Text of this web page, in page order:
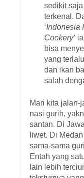
sedikit
terkenal.
‘Indonesia
Cookery’
bisa
yang
dan ikan
salah
Mari kita jalan-
nasi gurih,
santan. Di
liwet. Di
sama-sama
Entah yang
lain lebih